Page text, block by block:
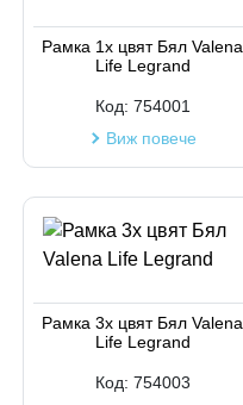
Код на артикул
Код на артикул
Рамка 1х цвят Бял Valena
Life Legrand
Код: 754001
Виж повече
Рамка 3х цвят Бял Valena
Life Legrand
Код: 754003